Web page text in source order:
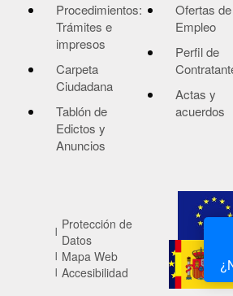
Procedimientos:
Trámites e
impresos
Carpeta
Ciudadana
Tablón de
Edictos y
Anuncios
Ofertas de
Empleo
Perfil de
Actas y
acuerdos
Protección de
Datos
Mapa Web
Accesibilidad